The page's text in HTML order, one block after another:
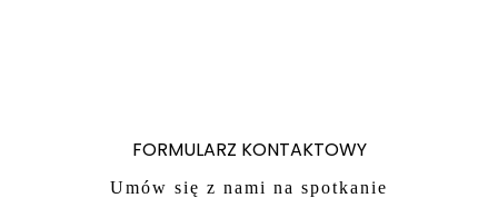
FORMULARZ KONTAKTOWY
Umów się z nami na spotkanie